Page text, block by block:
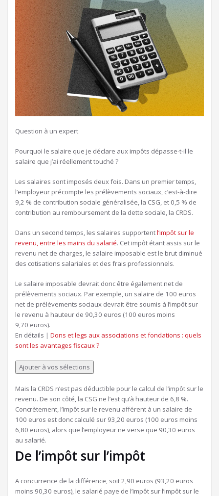
Question à un expert
Pourquoi le salaire que je déclare aux impôts dépasse-t-il le
salaire que j’ai réellement touché ?
Les salaires sont imposés deux fois. Dans un premier temps,
l’employeur précompte les prélèvements sociaux, c’est-à-dire
9,2 % de contribution sociale généralisée, la CSG, et 0,5 % de
contribution au remboursement de la dette sociale, la CRDS.
Dans un second temps, les salaires supportentl’impôt sur le
revenu, entre les mains du salarié. Cet impôt étant assis sur le
revenu net de charges, le salaire imposable est le brut diminué
des cotisations salariales et des frais professionnels.
Le salaire imposable devrait donc être également net de
prélèvements sociaux. Par exemple, un salaire de 100 euros
net de prélèvements sociaux devrait être soumis à l’impôt sur
le revenu à hauteur de 90,30 euros (100 euros moins
9,70 euros).
En détails | Article
réservé
nos
abonnés
Dons et legs aux associations et fondations : quels
sont les avantages fiscaux ?
Ajouter à vos sélections
Mais la CRDS n’est pas déductible pour le calcul de l’impôt sur le
revenu. De son côté, la CSG ne l’est qu’à hauteur de 6,8 %.
Concrètement, l’impôt sur le revenu afférent à un salaire de
100 euros est donc calculé sur 93,20 euros (100 euros moins
6,80 euros), alors que l’employeur ne verse que 90,30 euros
au salarié.
De l’impôt sur l’impôt
A concurrence de la différence, soit 2,90 euros (93,20 euros
moins 90,30 euros), le salarié paye de l’impôt sur l’impôt sur le